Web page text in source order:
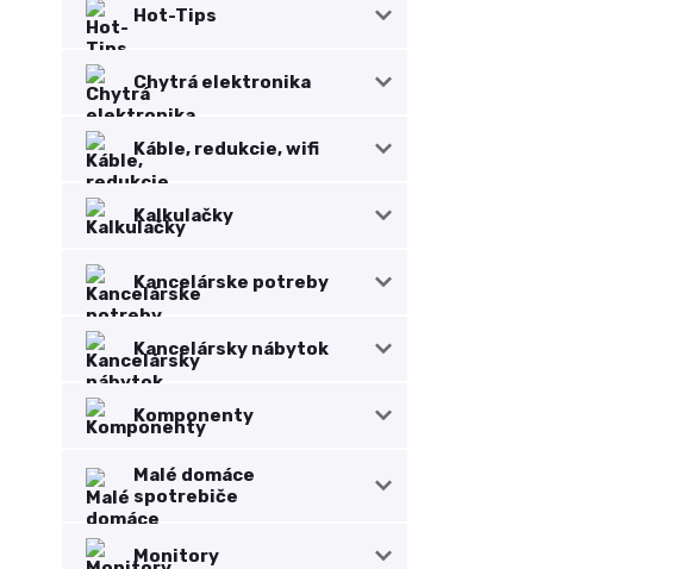
Hot-Tips
Chytrá elektronika
Káble, redukcie, wifi
Kalkulačky
Kancelárske potreby
Kancelársky nábytok
Komponenty
Malé domáce
spotrebiče
Monitory